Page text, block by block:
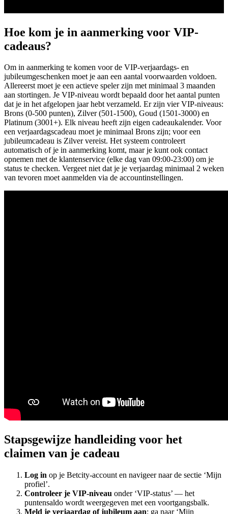
Hoe kom je in aanmerking voor VIP-
cadeaus?
Om in aanmerking te komen voor de VIP-verjaardags- en
jubileumgeschenken moet je aan een aantal voorwaarden voldoen.
Allereerst moet je een actieve speler zijn met minimaal 3 maanden
aan stortingen. Je VIP-niveau wordt bepaald door het aantal punten
dat je in het afgelopen jaar hebt verzameld. Er zijn vier VIP-niveaus:
Brons (0-500 punten), Zilver (501-1500), Goud (1501-3000) en
Platinum (3001+). Elk niveau heeft zijn eigen cadeaukalender. Voor
een verjaardagscadeau moet je minimaal Brons zijn; voor een
jubileumcadeau is Zilver vereist. Het systeem controleert
automatisch of je in aanmerking komt, maar je kunt ook contact
opnemen met de klantenservice (elke dag van 09:00-23:00) om je
status te checken. Vergeet niet dat je je verjaardag minimaal 2 weken
van tevoren moet aanmelden via de accountinstellingen.
Stapsgewijze handleiding voor het
claimen van je cadeau
Log in op je Betcity-account en navigeer naar de sectie ‘Mijn
profiel’.
Controleer je VIP-niveau onder ‘VIP-status’ — het
puntensaldo wordt weergegeven met een voortgangsbalk.
Meld je verjaardag of jubileum aan: ga naar ‘Mijn